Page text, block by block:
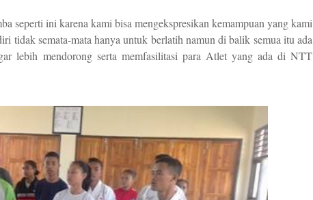
seperti ini karena kami bisa mengekspresikan kemampuan yang kami
tidak semata-mata hanya untuk berlatih namun di balik semua itu ada
lebih mendorong serta memfasilitasi para Atlet yang ada di NTT